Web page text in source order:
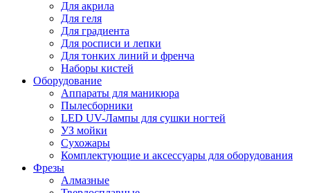
Для акрила
Для геля
Для градиента
Для росписи и лепки
Для тонких линий и френча
Наборы кистей
Оборудование
Аппараты для маникюра
Пылесборники
LED UV-Лампы для сушки ногтей
УЗ мойки
Сухожары
Комплектующие и аксессуары для оборудования
Фрезы
Алмазные